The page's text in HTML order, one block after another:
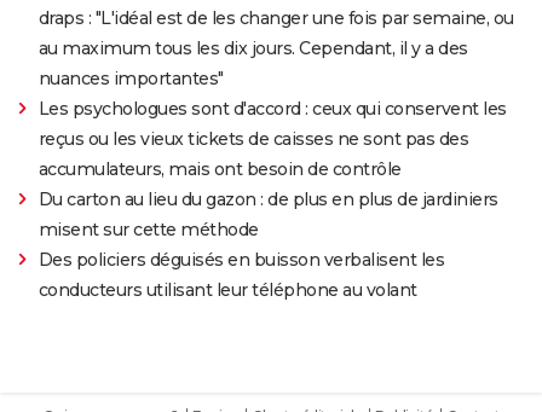
draps : "L'idéal est de les changer une fois par semaine, ou
au maximum tous les dix jours. Cependant, il y a des
nuances importantes"
Les psychologues sont d'accord : ceux qui conservent les
reçus ou les vieux tickets de caisses ne sont pas des
accumulateurs, mais ont besoin de contrôle
Du carton au lieu du gazon : de plus en plus de jardiniers
misent sur cette méthode
Des policiers déguisés en buisson verbalisent les
conducteurs utilisant leur téléphone au volant